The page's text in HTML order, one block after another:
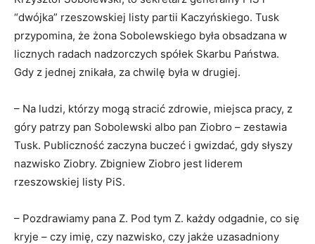
“dwójka” rzeszowskiej listy partii Kaczyńskiego. Tusk
przypomina, że żona Sobolewskiego była obsadzana w
licznych radach nadzorczych spółek Skarbu Państwa.
Gdy z jednej znikała, za chwilę była w drugiej.
– Na ludzi, którzy mogą stracić zdrowie, miejsca pracy, z
góry patrzy pan Sobolewski albo pan Ziobro – zestawia
Tusk. Publiczność zaczyna buczeć i gwizdać, gdy słyszy
nazwisko Ziobry. Zbigniew Ziobro jest liderem
rzeszowskiej listy PiS.
– Pozdrawiamy pana Z. Pod tym Z. każdy odgadnie, co się
kryje – czy imię, czy nazwisko, czy jakże uzasadniony